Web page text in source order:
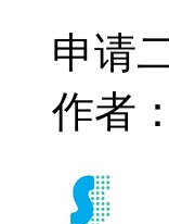
申请
作者